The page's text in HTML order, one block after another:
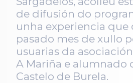
de difusión do
unha experiencia
pasado mes de xullo
usuarias da
A Mariña e alumnado
Castelo de Burela.